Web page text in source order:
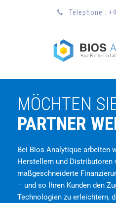
Telephone :
MÖCHTEN
PARTNER
Bei Bios Analytique arbeiten
Herstellern und Distributoren
maßgeschneiderte
– und so Ihren Kunden den
Technologien zu erleichtern,